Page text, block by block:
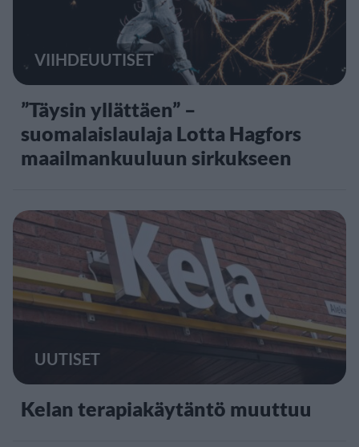
VIIHDEUUTISET
”Täysin yllättäen” –
suomalaislaulaja Lotta Hagfors
maailmankuuluun sirkukseen
UUTISET
Kelan terapiakäytäntö muuttuu